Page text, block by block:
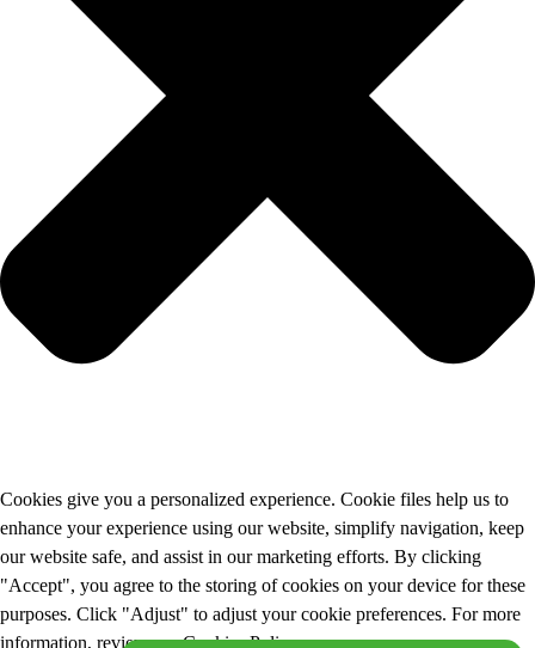
Cookies give you a personalized experience. Cookie files help us to
enhance your experience using our website, simplify navigation, keep
our website safe, and assist in our marketing efforts. By clicking
"Accept", you agree to the storing of cookies on your device for these
purposes. Click "Adjust" to adjust your cookie preferences. For more
information, review our Cookies Policy.